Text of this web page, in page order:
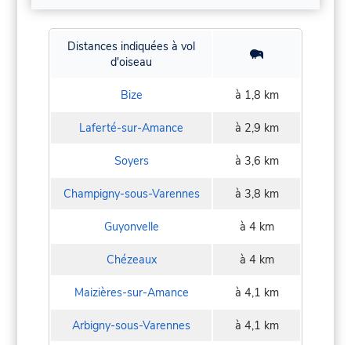
Distances indiquées à vol
d'oiseau
Bize à 1,8 km
Laferté-sur-Amance à 2,9 km
Soyers à 3,6 km
Champigny-sous-Varennes à 3,8 km
Guyonvelle à 4 km
Chézeaux à 4 km
Maizières-sur-Amance à 4,1 km
Arbigny-sous-Varennes à 4,1 km